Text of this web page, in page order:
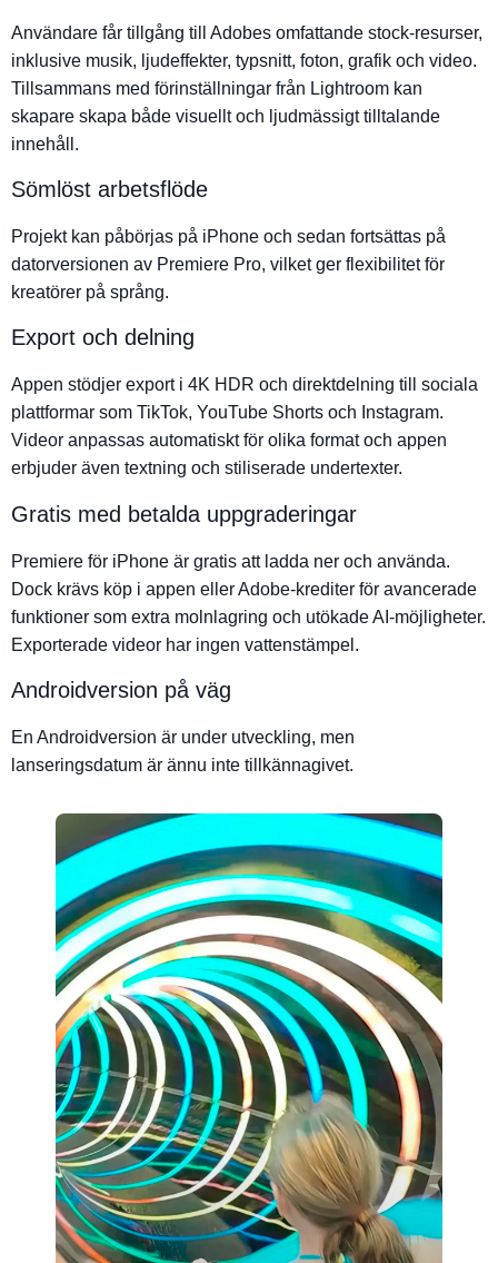
Användare får tillgång till Adobes omfattande stock-resurser,
inklusive musik, ljudeffekter, typsnitt, foton, grafik och video.
Tillsammans med förinställningar från Lightroom kan
skapare skapa både visuellt och ljudmässigt tilltalande
innehåll.
Sömlöst arbetsflöde
Projekt kan påbörjas på iPhone och sedan fortsättas på
datorversionen av Premiere Pro, vilket ger flexibilitet för
kreatörer på språng.
Export och delning
Appen stödjer export i 4K HDR och direktdelning till sociala
plattformar som TikTok, YouTube Shorts och Instagram.
Videor anpassas automatiskt för olika format och appen
erbjuder även textning och stiliserade undertexter.
Gratis med betalda uppgraderingar
Premiere för iPhone är gratis att ladda ner och använda.
Dock krävs köp i appen eller Adobe-krediter för avancerade
funktioner som extra molnlagring och utökade AI-möjligheter.
Exporterade videor har ingen vattenstämpel.
Androidversion på väg
En Androidversion är under utveckling, men
lanseringsdatum är ännu inte tillkännagivet.